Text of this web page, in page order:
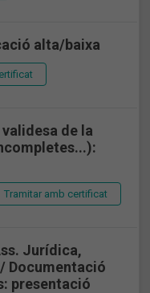
alta/baixa
de la
Tramitar amb certificat
Jurídica,
Documentació
presentació